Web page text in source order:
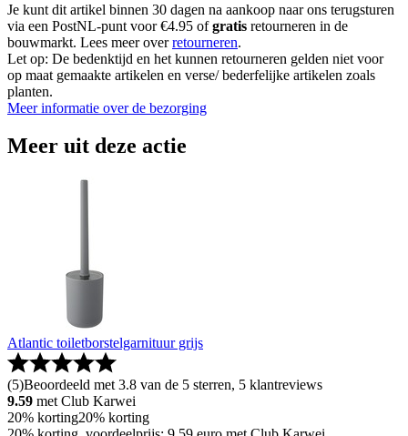
Je kunt dit artikel binnen 30 dagen na aankoop naar ons terugsturen
via een PostNL-punt voor €4.95 ofgratis retourneren in de
bouwmarkt. Lees meer overretourneren.
Let op: De bedenktijd en het kunnen retourneren gelden niet voor
op maat gemaakte artikelen en verse/ bederfelijke artikelen zoals
planten.
Meer informatie over de bezorging
Meer uit deze actie
Atlantic toiletborstelgarnituur grijs
(5)Beoordeeld met 3.8 van de 5 sterren, 5 klantreviews
9.59 met Club Karwei
20% korting20% korting